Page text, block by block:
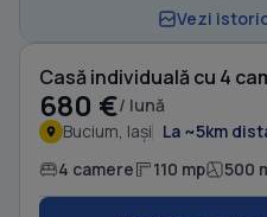
Vezi
680 €/ lună
Bucium, Iași La ~5km
4 camere 110 mp 500